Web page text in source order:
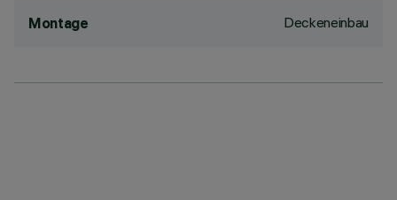
Montage Deckeneinbau